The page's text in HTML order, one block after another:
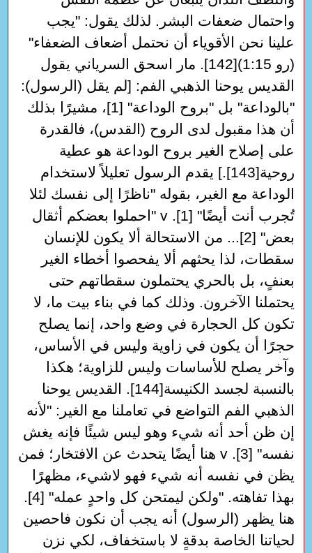
واحتمال ضعفات البشر. لذلك يقول: "يجب
علينا نحن الأقوياء أن نحتمل أضعاف الضعفاء"
(رو 1:15)[142]. مار اسحق السرياني يقول
القديس يوحنا الذهبي الفم: [لم يقل (الرسول):
"بالوداعة" بل "بروح الوداعة" [1]، مشيرًا بذلك
أن هذا مقبول لدى الروح (القدس)، فالقدرة
على إصلاح الغير بروح الوداعة هو عطية
روحية[143].] يقدم الرسول تعليلاً لاستخدام
الوداعة مع الغير، بقوله "ناظرًا إلى نفسك لئلا
تُجرب أنت أيضًا" [1]. v "احملوا بعضكم أثقال
بعض" [2]... من الاستحالة ألا يكون للإنسان
سقطات، لذا يحثهم ألا يفحصوا أخطاء الغير
بعنفٍ، بل بالحري يحتملون سقطاتهم حتى
يحتملنا الآخرون. وذلك كما في بناء بيت ما، لا
تكون كل الحجارة في وضع واحد، إنما يصلح
حجرًا أن يكون في زاوية وليس في الأساس،
وآخر يصلح للأساسات وليس للزاوية؛ هكذا
بالنسبة لجسد الكنيسة[144]. القديس يوحنا
الذهبي الفم التواضع في تعاملنا مع الغير: "لأنه
إن ظن أحد أنه شيء وهو ليس شيئًا فإنه يغش
نفسه" [3]. v هنا أيضًا يتحدث عن الافتخار؛ فمن
يظن في نفسه أنه شيء فهو لاشيء، مظهرًا
بهذا تفاهته. "ولكن ليمتحن كل واحدٍ عمله" [4].
هنا يظهر (الرسول) أنه يجب أن نكون فاحصين
لحياتنا الخاصة بدقةٍ لا باستخفاف، لكي نزن